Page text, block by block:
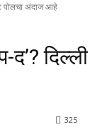
पोलचा अंदाज आहे
दिल्ली
325